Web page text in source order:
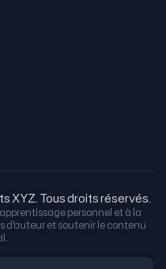
XYZ. Tous droits réservés.
personnel et à la
d'auteur et soutenir le contenu